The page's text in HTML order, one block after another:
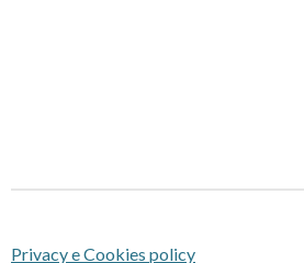
Privacy e Cookies policy